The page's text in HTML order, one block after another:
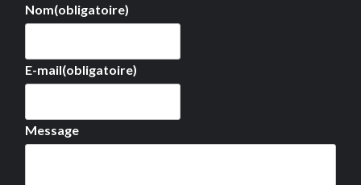
Nom(obligatoire)
E-mail(obligatoire)
Message